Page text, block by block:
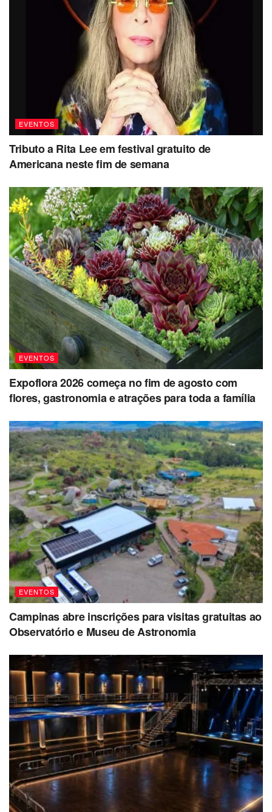
EVENTOS
Tributo a Rita Lee em festival gratuito de
Americana neste fim de semana
EVENTOS
Expoflora 2026 começa no fim de agosto com
flores, gastronomia e atrações para toda a família
EVENTOS
Campinas abre inscrições para visitas gratuitas ao
Observatório e Museu de Astronomia